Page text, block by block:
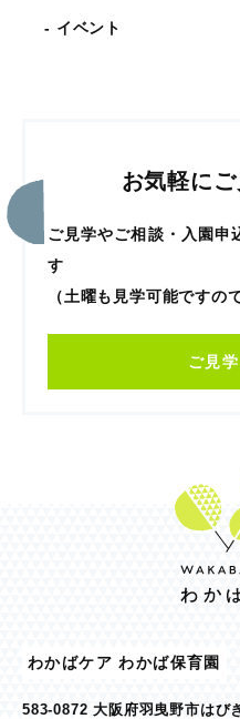
イベント
お気軽に
ご見学やご相談・入園申
す
（土曜も見学可能ですの
ご見
わかばケア わかば保育園
583-0872 大阪府羽曳野市はび